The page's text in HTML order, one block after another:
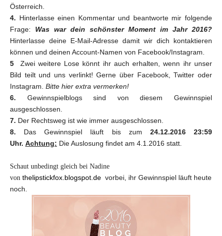
Österreich.
4. Hinterlasse einen Kommentar und beantworte mir folgende
Frage: Was war dein schönster Moment im Jahr 2016?
Hinterlasse deine E-Mail-Adresse damit wir dich kontaktieren
können und deinen Account-Namen von Facebook/Instagram.
5 Zwei weitere Lose könnt ihr auch erhalten, wenn ihr unser
Bild teilt und uns verlinkt! Gerne über Facebook, Twitter oder
Instagram. Bitte hier extra vermerken!
6. Gewinnspielblogs sind von diesem Gewinnspiel
ausgeschlossen.
7. Der Rechtsweg ist wie immer ausgeschlossen.
8. Das Gewinnspiel läuft bis zum 24.12.2016 23:59
Uhr. Achtung: Die Auslosung findet am 4.1.2016 statt.
Schaut unbedingt gleich bei Nadine
von thelipstickfox.blogspot.de vorbei, ihr Gewinnspiel läuft heute
noch.